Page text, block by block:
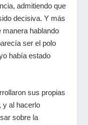
admitiendo que
decisiva. Y más
manera hablando
ser el polo
había estado
sus propias
y al hacerlo
sobre la